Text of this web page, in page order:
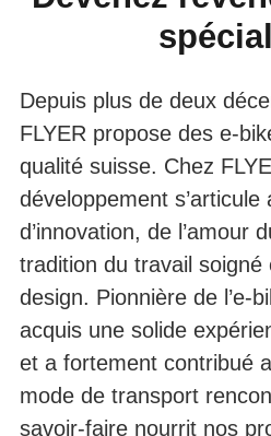
Depuis plus de deux
FLYER propose des e-
qualité suisse. Chez
développement
d’innovation, de l’amour
tradition du travail soigné
design. Pionnière de l’e-
acquis une solide
et a fortement contribué
mode de transport
savoir-faire nourrit nos